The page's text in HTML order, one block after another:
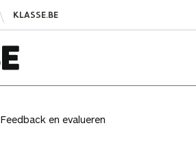
KLASSE.BE
Feedback en evalueren